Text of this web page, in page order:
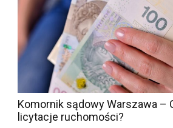
Komornik sądowy Warszawa –
licytacje ruchomości?